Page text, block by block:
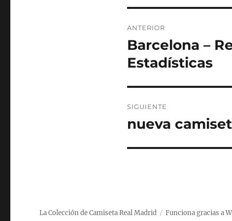
de
entradas
ANTERIOR
Entrada
anterior:
Barcelona –
Estadísticas
SIGUIENTE
Entrada
nueva
La Colección de Camiseta Real Madrid Funciona gracias a